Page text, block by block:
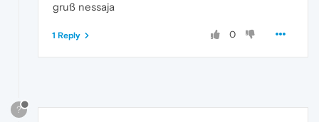
gruß nessaja
0
1 Reply
?